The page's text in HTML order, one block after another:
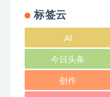
标签云
AI
今日头条
创作